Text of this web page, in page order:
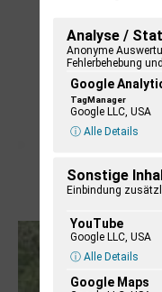
Letj fröögels
Analyse /
Anonyme
Fehlerbehebung
Google
TagManager
Google LLC, USA
ⓘ Alle Details
Sonstige
Einbindung
YouTube
Google LLC, USA
ⓘ Alle Details
Google Maps